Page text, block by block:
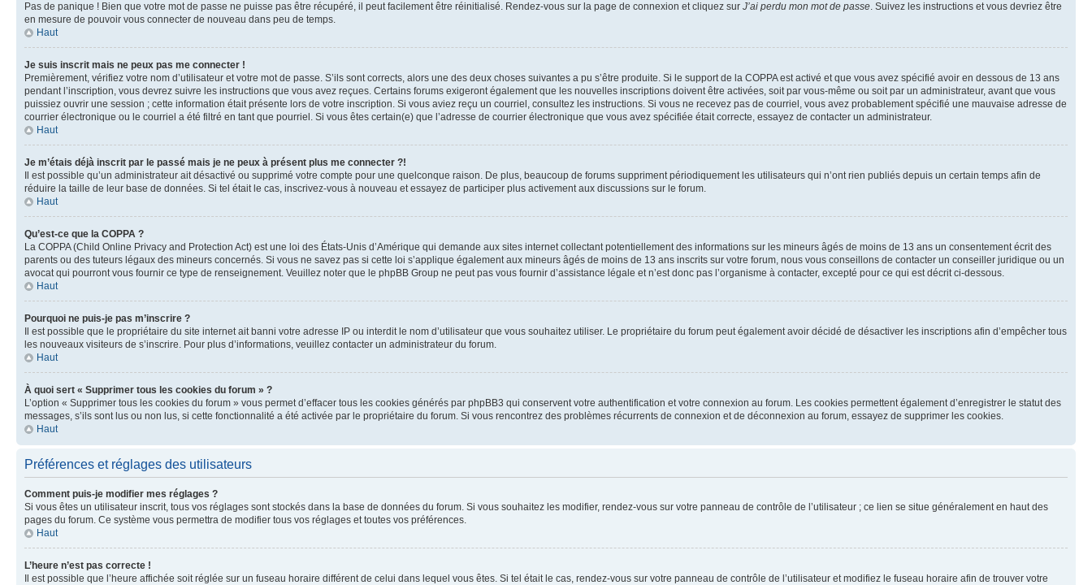
Pas de panique ! Bien que votre mot de passe ne puisse pas être récupéré, il peut facilement être réinitialisé. Rendez-vous sur la page de connexion et cliquez sur J’ai perdu mon mot de passe. Suivez les instructions et vous devriez être
en mesure de pouvoir vous connecter de nouveau dans peu de temps.
Haut
Je suis inscrit mais ne peux pas me connecter !
Premièrement, vérifiez votre nom d’utilisateur et votre mot de passe. S’ils sont corrects, alors une des deux choses suivantes a pu s’être produite. Si le support de la COPPA est activé et que vous avez spécifié avoir en dessous de 13 ans
pendant l’inscription, vous devrez suivre les instructions que vous avez reçues. Certains forums exigeront également que les nouvelles inscriptions doivent être activées, soit par vous-même ou soit par un administrateur, avant que vous
puissiez ouvrir une session ; cette information était présente lors de votre inscription. Si vous aviez reçu un courriel, consultez les instructions. Si vous ne recevez pas de courriel, vous avez probablement spécifié une mauvaise adresse de
courrier électronique ou le courriel a été filtré en tant que pourriel. Si vous êtes certain(e) que l’adresse de courrier électronique que vous avez spécifiée était correcte, essayez de contacter un administrateur.
Haut
Je m’étais déjà inscrit par le passé mais je ne peux à présent plus me connecter ?!
Il est possible qu’un administrateur ait désactivé ou supprimé votre compte pour une quelconque raison. De plus, beaucoup de forums suppriment périodiquement les utilisateurs qui n’ont rien publiés depuis un certain temps afin de
réduire la taille de leur base de données. Si tel était le cas, inscrivez-vous à nouveau et essayez de participer plus activement aux discussions sur le forum.
Haut
Qu’est-ce que la COPPA ?
La COPPA (Child Online Privacy and Protection Act) est une loi des États-Unis d’Amérique qui demande aux sites internet collectant potentiellement des informations sur les mineurs âgés de moins de 13 ans un consentement écrit des
parents ou des tuteurs légaux des mineurs concernés. Si vous ne savez pas si cette loi s’applique également aux mineurs âgés de moins de 13 ans inscrits sur votre forum, nous vous conseillons de contacter un conseiller juridique ou un
avocat qui pourront vous fournir ce type de renseignement. Veuillez noter que le phpBB Group ne peut pas vous fournir d’assistance légale et n’est donc pas l’organisme à contacter, excepté pour ce qui est décrit ci-dessous.
Haut
Pourquoi ne puis-je pas m’inscrire ?
Il est possible que le propriétaire du site internet ait banni votre adresse IP ou interdit le nom d’utilisateur que vous souhaitez utiliser. Le propriétaire du forum peut également avoir décidé de désactiver les inscriptions afin d’empêcher tous
les nouveaux visiteurs de s’inscrire. Pour plus d’informations, veuillez contacter un administrateur du forum.
Haut
À quoi sert « Supprimer tous les cookies du forum » ?
L’option « Supprimer tous les cookies du forum » vous permet d’effacer tous les cookies générés par phpBB3 qui conservent votre authentification et votre connexion au forum. Les cookies permettent également d’enregistrer le statut des
messages, s’ils sont lus ou non lus, si cette fonctionnalité a été activée par le propriétaire du forum. Si vous rencontrez des problèmes récurrents de connexion et de déconnexion au forum, essayez de supprimer les cookies.
Haut
Préférences et réglages des utilisateurs
Comment puis-je modifier mes réglages ?
Si vous êtes un utilisateur inscrit, tous vos réglages sont stockés dans la base de données du forum. Si vous souhaitez les modifier, rendez-vous sur votre panneau de contrôle de l’utilisateur ; ce lien se situe généralement en haut des
pages du forum. Ce système vous permettra de modifier tous vos réglages et toutes vos préférences.
Haut
L’heure n’est pas correcte !
Il est possible que l’heure affichée soit réglée sur un fuseau horaire différent de celui dans lequel vous êtes. Si tel était le cas, rendez-vous sur votre panneau de contrôle de l’utilisateur et modifiez le fuseau horaire afin de trouver votre